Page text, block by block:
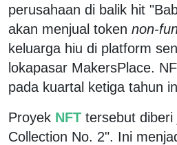
perusahaan di balik hit
akan menjual token non-
keluarga hiu di platform
lokapasar MakersPlace.
pada kuartal ketiga tahun
Proyek NFT tersebut diberi
Collection No. 2". Ini